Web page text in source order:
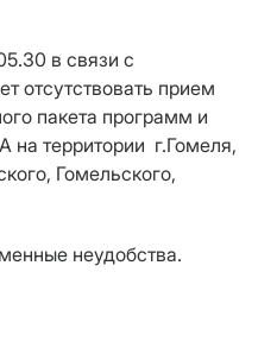
в связи с
отсутствовать прием
пакета программ и
на территории г.Гомеля,
Гомельского,
неудобства.